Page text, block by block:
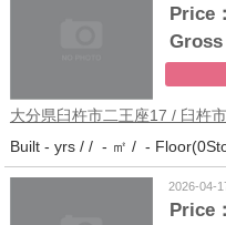
Price：
Gross
大分県臼杵市二王座17 / 臼杵
2026-04-
Price：